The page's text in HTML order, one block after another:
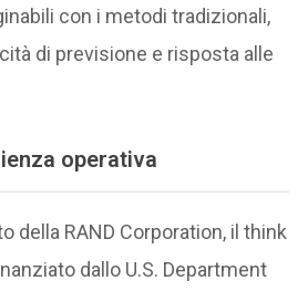
con i metodi tradizionali,
di previsione e risposta alle
operativa
della RAND Corporation, il think
dallo U.S. Department